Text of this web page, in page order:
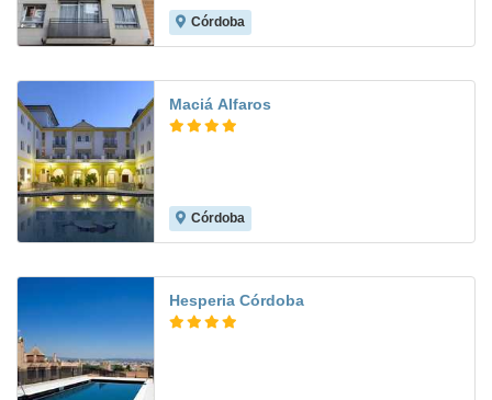
Córdoba
Maciá Alfaros
Córdoba
Hesperia Córdoba